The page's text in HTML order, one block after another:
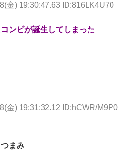
金) 19:30:47.63 ID:816LK4U70
ンビが誕生してしまった
金) 19:31:32.12 ID:hCWR/M9P0
まみ